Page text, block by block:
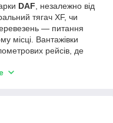
DAF , незалежно від
тягач XF, чи
— питання
місці. Вантажівки
рейсів, де
оптика зазнає
і сколів. Це не лише
знижує безпеку